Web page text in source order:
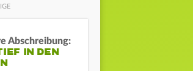
Abschreibung:
IN DEN